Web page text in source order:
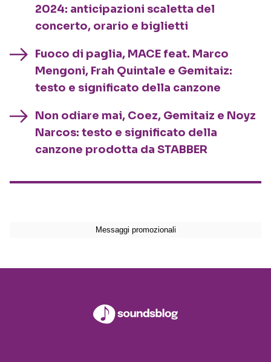
2024: anticipazioni scaletta del
concerto, orario e biglietti
Fuoco di paglia, MACE feat. Marco
Mengoni, Frah Quintale e Gemitaiz:
testo e significato della canzone
Non odiare mai, Coez, Gemitaiz e Noyz
Narcos: testo e significato della
canzone prodotta da STABBER